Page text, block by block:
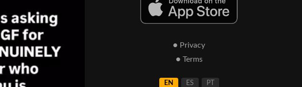
● Privacy
● Terms
EN ES PT